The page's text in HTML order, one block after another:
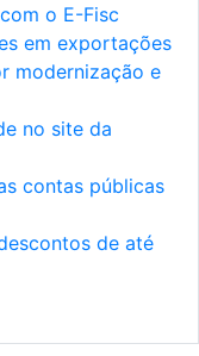
o E-Fisc
em exportações
modernização e
no site da
contas públicas
de até